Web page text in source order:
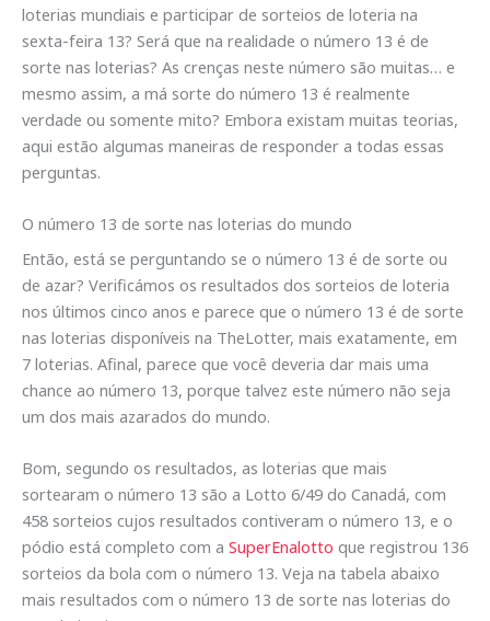
loterias mundiais e participar de sorteios de loteria na
sexta-feira 13? Será que na realidade o número 13 é de
sorte nas loterias? As crenças neste número são muitas… e
mesmo assim, a má sorte do número 13 é realmente
verdade ou somente mito? Embora existam muitas teorias,
aqui estão algumas maneiras de responder a todas essas
perguntas.
O número 13 de sorte nas loterias do mundo
Então, está se perguntando se o número 13 é de sorte ou
de azar? Verificámos os resultados dos sorteios de loteria
nos últimos cinco anos e parece que o número 13 é de sorte
nas loterias disponíveis na TheLotter, mais exatamente, em
7 loterias. Afinal, parece que você deveria dar mais uma
chance ao número 13, porque talvez este número não seja
um dos mais azarados do mundo.
Bom, segundo os resultados, as loterias que mais
sortearam o número 13 são a Lotto 6/49 do Canadá, com
458 sorteios cujos resultados contiveram o número 13, e o
pódio está completo com a SuperEnalotto que registrou 136
sorteios da bola com o número 13. Veja na tabela abaixo
mais resultados com o número 13 de sorte nas loterias do